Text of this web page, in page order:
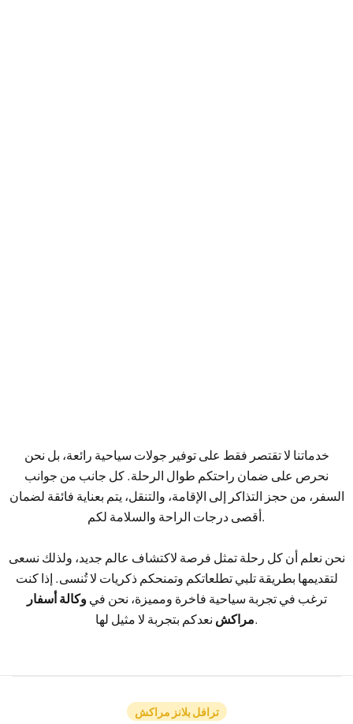
خدماتنا لا تقتصر فقط على توفير جولات سياحية رائعة، بل نحن
نحرص على ضمان راحتكم طوال الرحلة. كل جانب من جوانب
السفر، من حجز التذاكر إلى الإقامة، والتنقل، يتم بعناية فائقة لضمان
أقصى درجات الراحة والسلامة لكم.
نحن نعلم أن كل رحلة تمثل فرصة لاكتشاف عالم جديد، ولذلك نسعى
لتقديمها بطريقة تلبي تطلعاتكم وتمنحكم ذكريات لا تُنسى. إذا كنت
ترغب في تجربة سياحية فاخرة ومميزة، نحن فيوكالة أسفار
مراكشنعدكم بتجربة لا مثيل لها.
ترافل بلانز مراكش